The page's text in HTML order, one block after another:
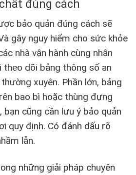
đúng cách
bảo quản đúng cách sẽ
gây nguy hiểm cho sức khỏe
nhà vận hành cùng nhân
theo dõi bảng thông số an
xuyên. Phần lớn, bảng
bao bì hoặc thùng đựng
bạn cũng cần lưu ý bảo quản
quy định. Có đánh dấu rõ
lẫn.
những giải pháp chuyên